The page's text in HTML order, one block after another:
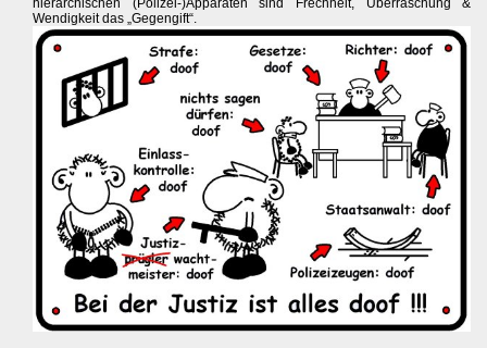
hierarchischen (Polizei-)Apparaten sind Frechheit, Überraschung &
Wendigkeit das „Gegengift“.